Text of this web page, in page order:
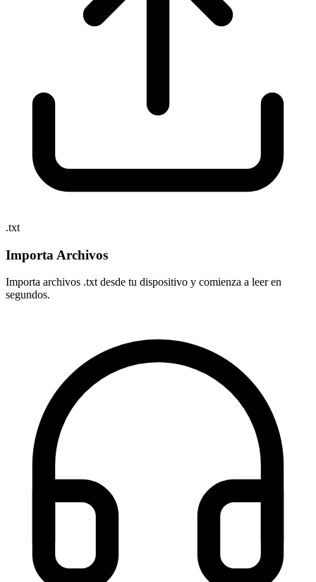
.txt
Importa Archivos
Importa archivos .txt desde tu dispositivo y comienza a leer en
segundos.